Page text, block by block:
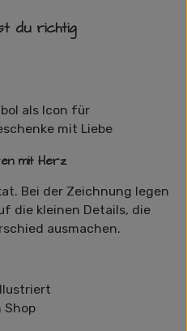
du richtig
mit Herz
Bei der Zeichnung legen
die kleinen Details, die
ausmachen.